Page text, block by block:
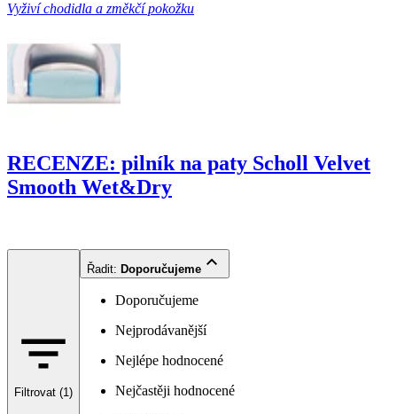
Vyživí chodidla a změkčí pokožku
RECENZE: pilník na paty Scholl Velvet
Smooth Wet&Dry
Filtrovat (1)
Řadit: Doporučujeme
Doporučujeme
Nejprodávanější
Nejlépe hodnocené
Nejčastěji hodnocené